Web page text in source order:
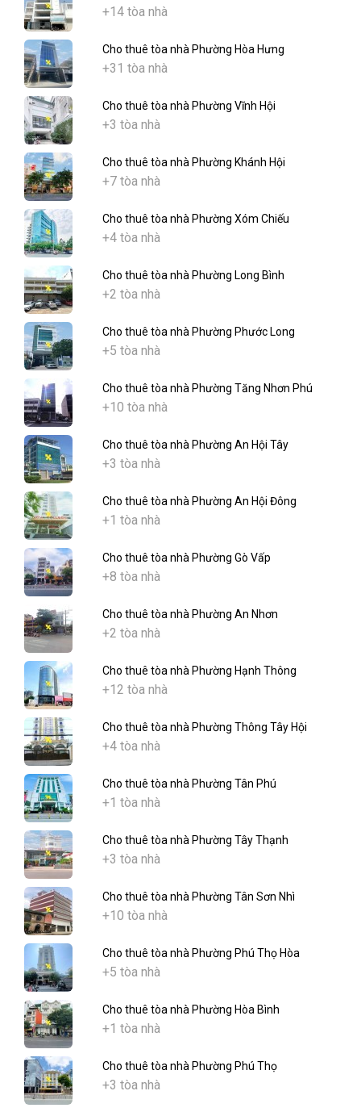
+14 tòa nhà
Cho thuê tòa nhà Phường Hòa Hưng
+31 tòa nhà
Cho thuê tòa nhà Phường Vĩnh Hội
+3 tòa nhà
Cho thuê tòa nhà Phường Khánh Hội
+7 tòa nhà
Cho thuê tòa nhà Phường Xóm Chiếu
+4 tòa nhà
Cho thuê tòa nhà Phường Long Bình
+2 tòa nhà
Cho thuê tòa nhà Phường Phước Long
+5 tòa nhà
Cho thuê tòa nhà Phường Tăng Nhơn Phú
+10 tòa nhà
Cho thuê tòa nhà Phường An Hội Tây
+3 tòa nhà
Cho thuê tòa nhà Phường An Hội Đông
+1 tòa nhà
Cho thuê tòa nhà Phường Gò Vấp
+8 tòa nhà
Cho thuê tòa nhà Phường An Nhơn
+2 tòa nhà
Cho thuê tòa nhà Phường Hạnh Thông
+12 tòa nhà
Cho thuê tòa nhà Phường Thông Tây Hội
+4 tòa nhà
Cho thuê tòa nhà Phường Tân Phú
+1 tòa nhà
Cho thuê tòa nhà Phường Tây Thạnh
+3 tòa nhà
Cho thuê tòa nhà Phường Tân Sơn Nhì
+10 tòa nhà
Cho thuê tòa nhà Phường Phú Thọ Hòa
+5 tòa nhà
Cho thuê tòa nhà Phường Hòa Bình
+1 tòa nhà
Cho thuê tòa nhà Phường Phú Thọ
+3 tòa nhà